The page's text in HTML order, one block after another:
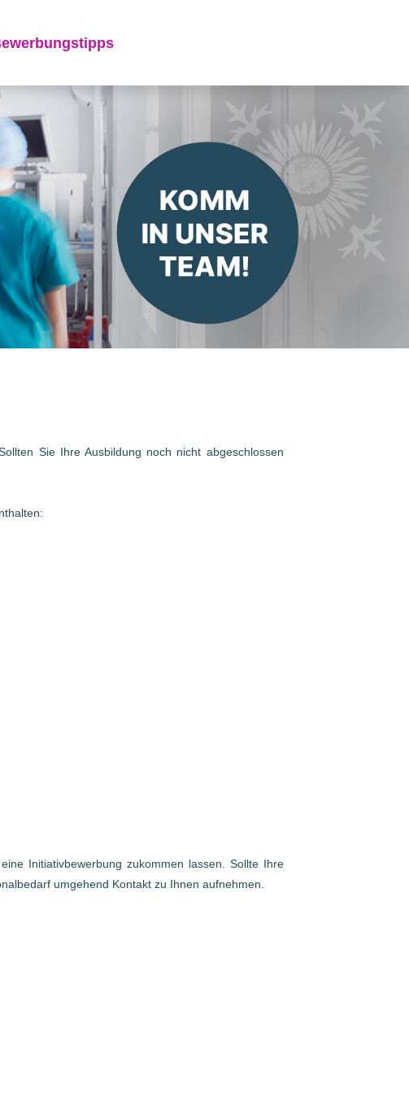
Sie Ihre Ausbildung noch nicht abgeschlossen
Initiativbewerbung zukommen lassen. Sollte Ihre
umgehend Kontakt zu Ihnen aufnehmen.